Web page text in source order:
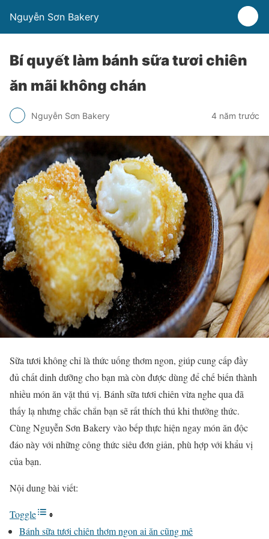
Nguyễn Sơn Bakery
Bí quyết làm bánh sữa tươi chiên
ăn mãi không chán
Nguyễn Sơn Bakery 4 năm trước
Sữa tươi không chỉ là thức uống thơm ngon, giúp cung cấp đầy
đủ chất dinh dưỡng cho bạn mà còn được dùng để chế biến thành
nhiều món ăn vặt thú vị. Bánh sữa tươi chiên vừa nghe qua đã
thấy lạ nhưng chắc chắn bạn sẽ rất thích thú khi thưởng thức.
Cùng Nguyễn Sơn Bakery vào bếp thực hiện ngay món ăn độc
đáo này với những công thức siêu đơn giản, phù hợp với khẩu vị
của bạn.
Nội dung bài viết:
Toggle
Bánh sữa tươi chiên thơm ngon ai ăn cũng mê